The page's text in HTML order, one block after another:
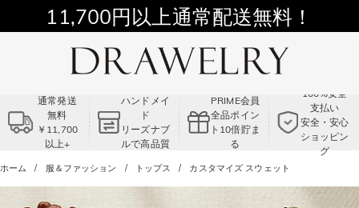
11,700円以上通常配送無料！
Summer Sale!! |3点以上で15％OFF！
コード:VS2
通常発送
無料
￥11,700
以上+
ハンドメイ
ド
リーズナブ
ルで高品質
PRIME会員
全品ポイン
ト10倍貯ま
る
100%安全
支払い
安全・安心
ショッピン
グ
ホーム 服＆ファッション トップス カスタマイズ スウェット